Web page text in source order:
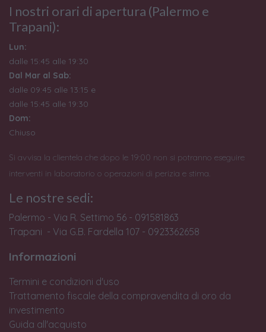
I nostri orari di apertura (Palermo e
Trapani):
Lun:
dalle 15:45 alle 19:30
Dal Mar al Sab:
dalle 09:45 alle 13:15 e
dalle 15:45 alle 19:30
Dom:
Chiuso
Si avvisa la clientela che dopo le 19:00 non si potranno eseguire
interventi in laboratorio o operazioni di perizia e stima.
Le nostre sedi:
Palermo - Via R. Settimo 56 - 091581863
Trapani - Via G.B. Fardella 107 - 0923362658
Informazioni
Termini e condizioni d'uso
Trattamento fiscale della compravendita di oro da
investimento
Guida all'acquisto